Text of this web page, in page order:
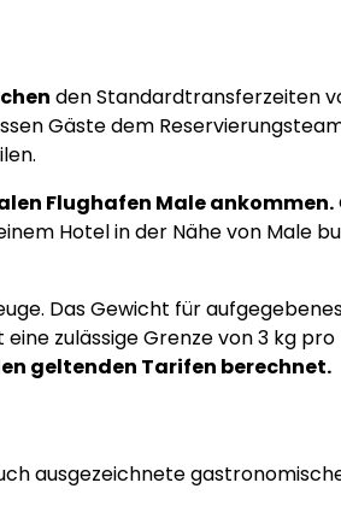
den Standardtransferzeiten
Gäste dem
Flughafen Male ankommen.
Hotel in der Nähe von Male
Das Gewicht für
zulässige Grenze von 3 kg pro
geltenden Tarifen berechnet.
ausgezeichnete